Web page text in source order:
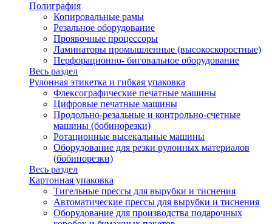
Полиграфия
Копировальные рамы
Резальное оборудование
Проявочные процессоры
Ламинаторы промышленные (высокоскоростные)
Перфорационно- биговальное оборудование
Весь раздел
Рулонная этикетка и гибкая упаковка
Флексографические печатные машины
Цифровые печатные машины
Продольно-резальные и контрольно-счетные
машины (бобинорезки)
Ротационные высекальные машины
Оборудование для резки рулонных материалов
(бобинорезки)
Весь раздел
Картонная упаковка
Тигельные прессы для вырубки и тиснения
Автоматические прессы для вырубки и тиснения
Оборудование для производства подарочных